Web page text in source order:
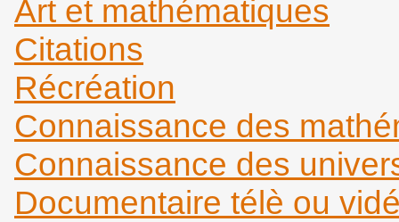
Art et mathématiques
Citations
Récréation
Connaissance des
Connaissance des
Documentaire télè ou